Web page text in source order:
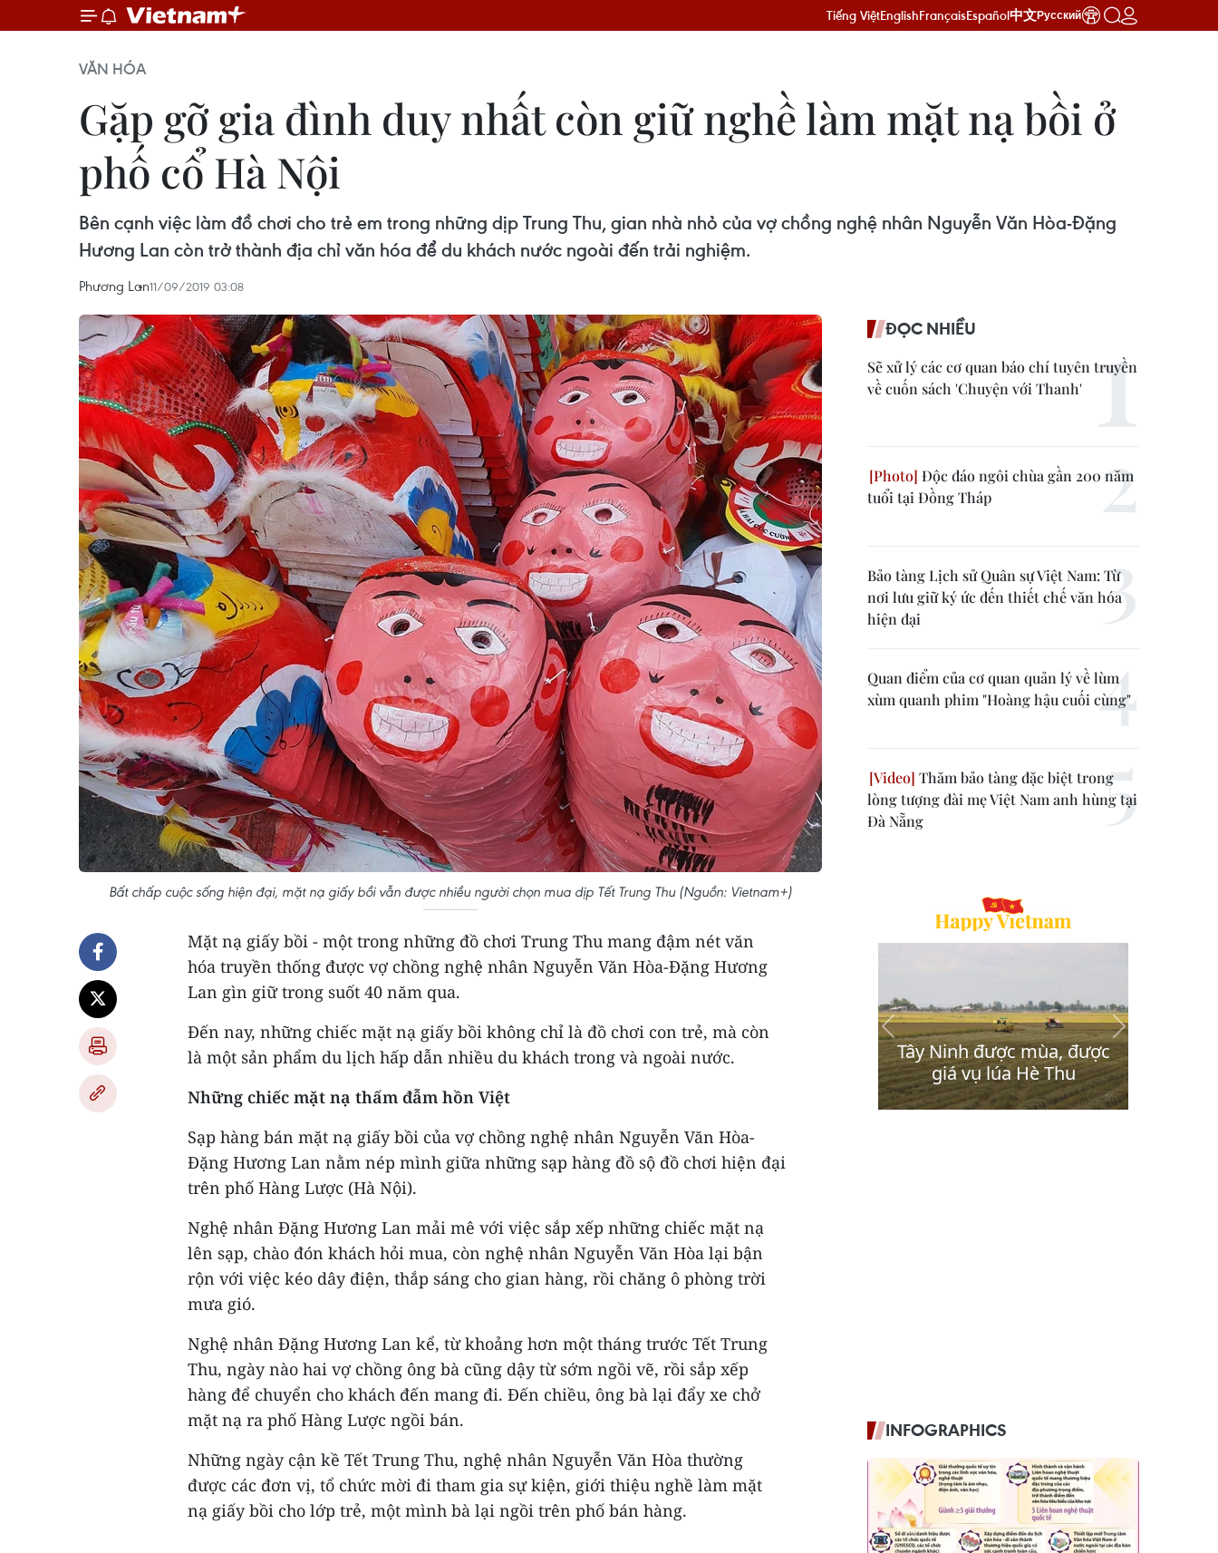
Tiếng ViệtEnglishFrançaisEspañol中文Русский
VĂN HÓA
Gặp gỡ gia đình duy nhất còn giữ nghề làm mặt nạ bồi ở
phố cổ Hà Nội
Bên cạnh việc làm đồ chơi cho trẻ em trong những dịp Trung Thu, gian nhà nhỏ của vợ chồng nghệ nhân Nguyễn Văn Hòa-Đặng
Hương Lan còn trở thành địa chỉ văn hóa để du khách nước ngoài đến trải nghiệm.
Phương Lan11/09/2019 03:08
Bất chấp cuộc sống hiện đại, mặt nạ giấy bồi vẫn được nhiều người chọn mua dịp Tết Trung Thu (Nguồn: Vietnam+)
Mặt nạ giấy bồi - một trong những đồ chơi Trung Thu mang đậm nét văn
hóa truyền thống được vợ chồng nghệ nhân Nguyễn Văn Hòa-Đặng Hương
Lan gìn giữ trong suốt 40 năm qua.
Đến nay, những chiếc mặt nạ giấy bồi không chỉ là đồ chơi con trẻ, mà còn
là một sản phẩm du lịch hấp dẫn nhiều du khách trong và ngoài nước.
Những chiếc mặt nạ thấm đẫm hồn Việt
Sạp hàng bán mặt nạ giấy bồi của vợ chồng nghệ nhân Nguyễn Văn Hòa-
Đặng Hương Lan nằm nép mình giữa những sạp hàng đồ sộ đồ chơi hiện đại
trên phố Hàng Lược (Hà Nội).
Nghệ nhân Đặng Hương Lan mải mê với việc sắp xếp những chiếc mặt nạ
lên sạp, chào đón khách hỏi mua, còn nghệ nhân Nguyễn Văn Hòa lại bận
rộn với việc kéo dây điện, thắp sáng cho gian hàng, rồi chăng ô phòng trời
mưa gió.
Nghệ nhân Đặng Hương Lan kể, từ khoảng hơn một tháng trước Tết Trung
Thu, ngày nào hai vợ chồng ông bà cũng dậy từ sớm ngồi vẽ, rồi sắp xếp
hàng để chuyển cho khách đến mang đi. Đến chiều, ông bà lại đẩy xe chở
mặt nạ ra phố Hàng Lược ngồi bán.
Những ngày cận kề Tết Trung Thu, nghệ nhân Nguyễn Văn Hòa thường
được các đơn vị, tổ chức mời đi tham gia sự kiện, giới thiệu nghề làm mặt
nạ giấy bồi cho lớp trẻ, một mình bà lại ngồi trên phố bán hàng.
ĐỌC NHIỀU
Sẽ xử lý các cơ quan báo chí tuyên truyền
về cuốn sách 'Chuyện với Thanh'
Độc đáo ngôi chùa gần 200 năm
tuổi tại Đồng Tháp
Bảo tàng Lịch sử Quân sự Việt Nam: Từ
nơi lưu giữ ký ức đến thiết chế văn hóa
hiện đại
Quan điểm của cơ quan quản lý về lùm
xùm quanh phim "Hoàng hậu cuối cùng"
Thăm bảo tàng đặc biệt trong
lòng tượng đài mẹ Việt Nam anh hùng tại
Đà Nẵng
INFOGRAPHICS